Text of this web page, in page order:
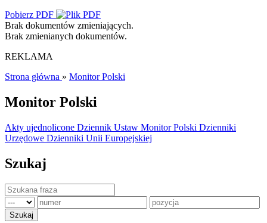
Pobierz PDF
Brak dokumentów zmieniających.
Brak zmienianych dokumentów.
REKLAMA
Strona główna » Monitor Polski
Monitor Polski
Akty ujednolicone Dziennik Ustaw Monitor Polski Dzienniki
Urzędowe Dzienniki Unii Europejskiej
Szukaj